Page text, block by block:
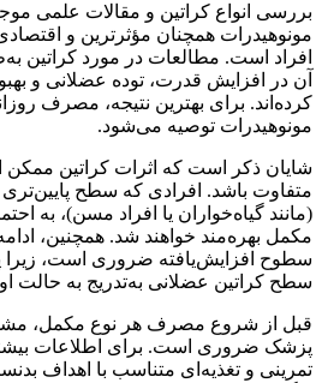
بررسی انواع کراتین و مقالات علمی
مونوهیدرات همچنان مؤثرترین و
افراد است. مطالعات در مورد کراتین
آن در افزایش قدرت، توده عضلانی و
مونوهیدرات توصیه می‌شود.
شایان ذکر است که اثرات کراتین
متفاوت باشد. افرادی که سطح پایین‌تری
(مانند گیاه‌خواران یا افراد مسن)، به
مکمل بهره‌مند خواهند شد. همچنین،
سطوح افزایش‌یافته ضروری است،
سطح کراتین عضلانی به‌تدریج به حالت
قبل از شروع مصرف هر نوع مکمل،
پزشک ضروری است. برای اطلاعات
تمرینی و تغذیه‌ای متناسب با اهداف